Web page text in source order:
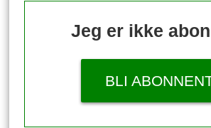
Jeg er ikke
BLI